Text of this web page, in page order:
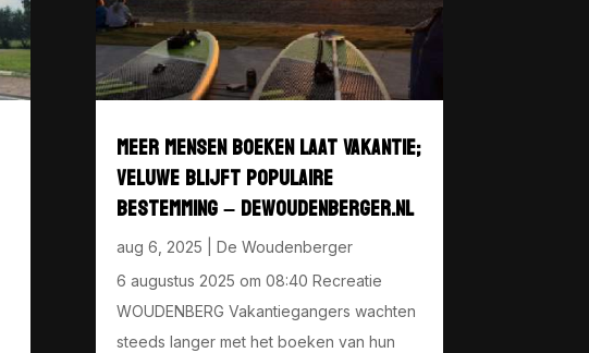
MEER MENSEN BOEKEN LAAT VAKANTIE;
VELUWE BLIJFT POPULAIRE
BESTEMMING – DEWOUDENBERGER.NL
aug 6, 2025
De Woudenberger
6 augustus 2025 om 08:40 Recreatie
WOUDENBERG Vakantiegangers wachten
steeds langer met het boeken van hun